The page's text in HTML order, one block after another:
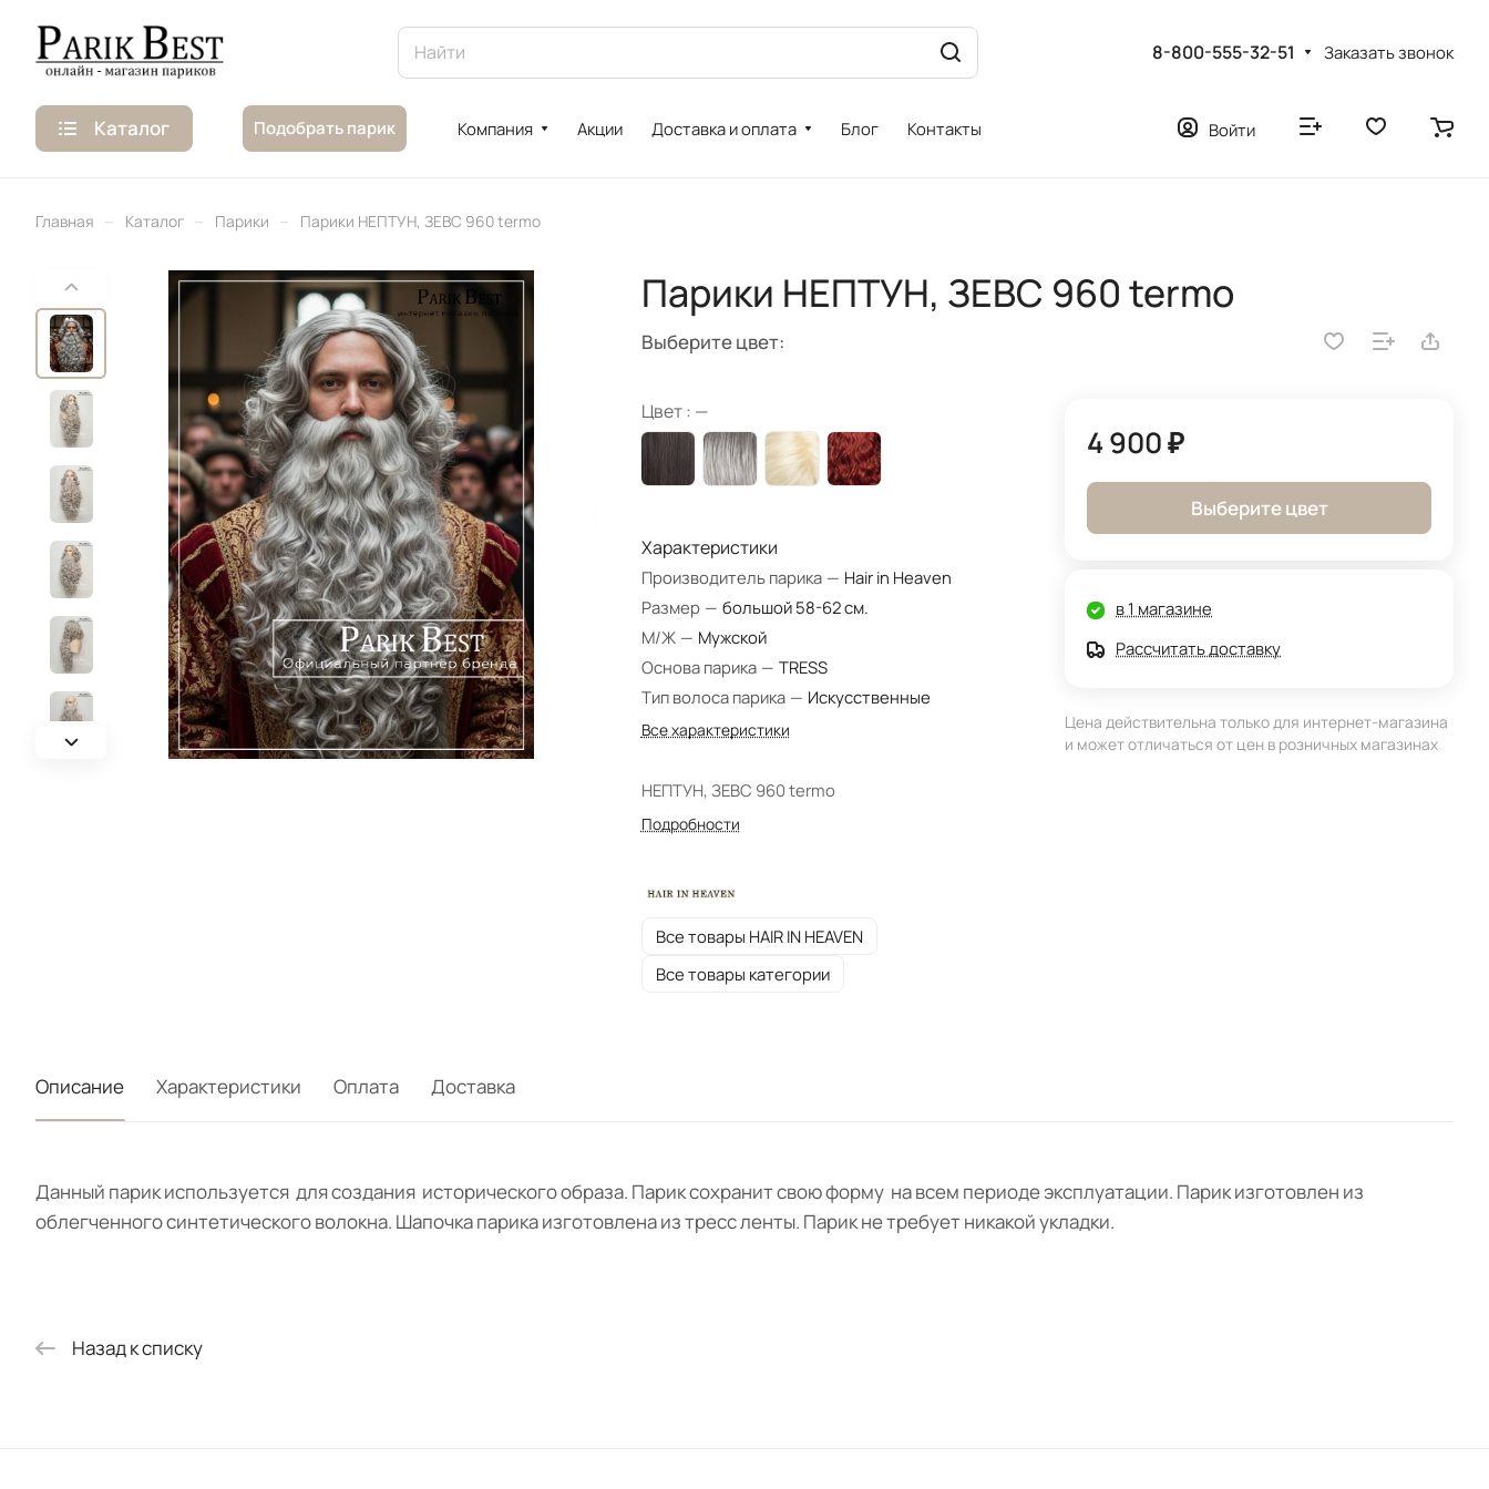
8-800-555-32-51 Заказать звонок
Каталог Подобрать парик Компания Акции Доставка и оплата Блог Контакты Войти
Главная – Каталог – Парики – Парики НЕПТУН, ЗЕВС 960 termo
Парики НЕПТУН, ЗЕВС 960 termo
Выберите цвет:
Цвет : —
Характеристики
Производитель парика — Hair in Heaven
Размер — большой 58-62 см.
М/Ж — Мужской
Основа парика — TRESS
Тип волоса парика — Искусственные
Все характеристики
НЕПТУН, ЗЕВС 960 termo
Подробности
Все товары HAIR IN HEAVEN
Все товары категории
4 900 ₽
Выберите цвет
в 1 магазине
Рассчитать доставку
Цена действительна только для интернет-магазина
и может отличаться от цен в розничных магазинах
Описание Характеристики Оплата Доставка
Данный парик используется для создания исторического образа. Парик сохранит свою форму на всем периоде эксплуатации. Парик изготовлен из
облегченного синтетического волокна. Шапочка парика изготовлена из тресс ленты. Парик не требует никакой укладки.
Назад к списку